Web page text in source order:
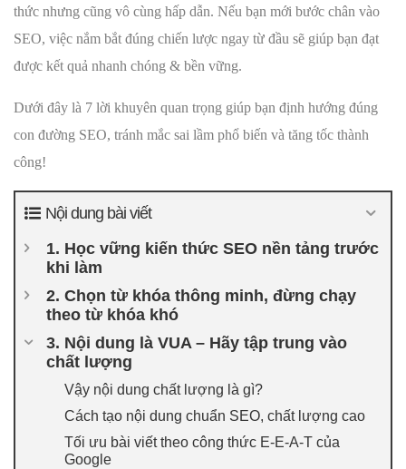
thức nhưng cũng vô cùng hấp dẫn. Nếu bạn mới bước chân vào
SEO, việc nắm bắt đúng chiến lược ngay từ đầu sẽ giúp bạn đạt
được kết quả nhanh chóng & bền vững.
Dưới đây là 7 lời khuyên quan trọng giúp bạn định hướng đúng
con đường SEO, tránh mắc sai lầm phổ biến và tăng tốc thành
công!
Nội dung bài viết
1. Học vững kiến thức SEO nền tảng trước
khi làm
2. Chọn từ khóa thông minh, đừng chạy
theo từ khóa khó
3. Nội dung là VUA – Hãy tập trung vào
chất lượng
Vậy nội dung chất lượng là gì?
Cách tạo nội dung chuẩn SEO, chất lượng cao
Tối ưu bài viết theo công thức E-E-A-T của
Google